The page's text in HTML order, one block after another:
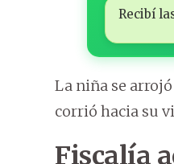
Recibí
La niña se
corrió hacia su
Fiscalía